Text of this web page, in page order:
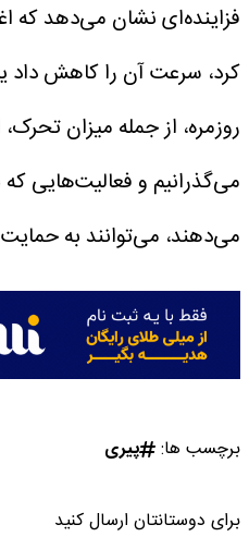
فزاینده‌ای نشان می‌دهد که
کرد، سرعت آن را کاهش داد
روزمره، از جمله میزان
می‌گذرانیم و فعالیت‌هایی
می‌دهند، می‌توانند به
برچسب ها: پیری
برای دوستانتان ارسال کنید